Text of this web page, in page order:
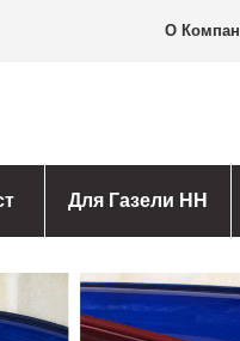
О
Для Газели НН